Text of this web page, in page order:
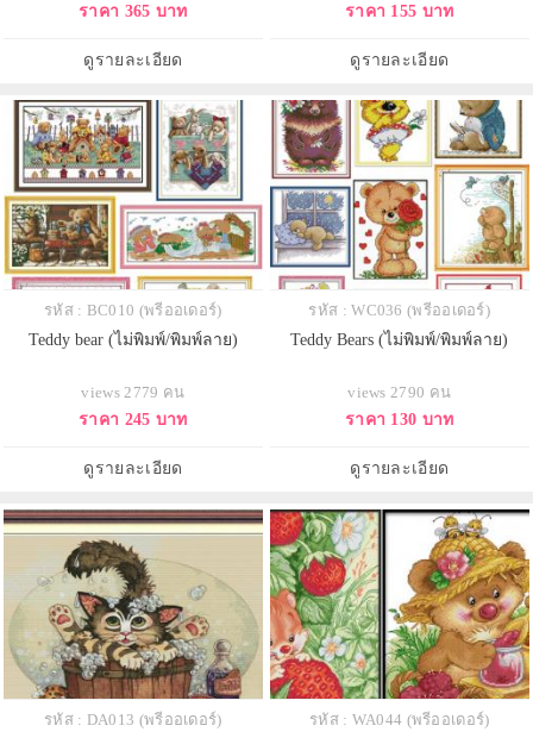
ราคา 365 บาท
ดูรายละเอียด
ราคา 155 บาท
ดูรายละเอียด
รหัส : BC010 (พรีออเดอร์)
Teddy bear (ไม่พิมพ์/พิมพ์ลาย)
views 2779 คน
ราคา 245 บาท
ดูรายละเอียด
รหัส : WC036 (พรีออเดอร์)
Teddy Bears (ไม่พิมพ์/พิมพ์ลาย)
views 2790 คน
ราคา 130 บาท
ดูรายละเอียด
รหัส : DA013 (พรีออเดอร์)
รหัส : WA044 (พรีออเดอร์)